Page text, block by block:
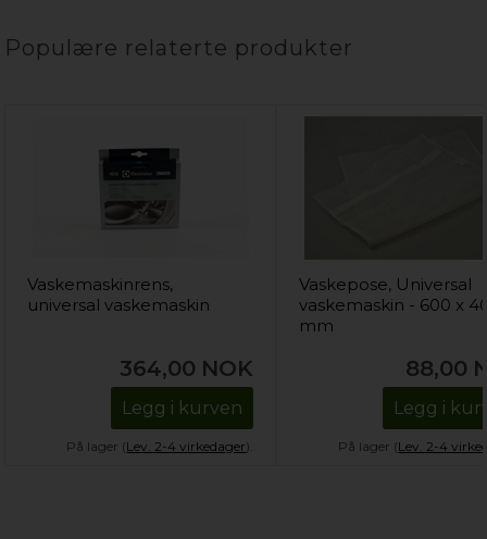
Populære relaterte produkter
Vaskemaskinrens,
universal vaskemaskin
364,00 NOK
Legg i kurven
På lager (Lev. 2-4 virkedager).
Vaskepose, Universal
vaskemaskin - 600 x
mm
88,00
Legg i
På lager (Lev. 2-4